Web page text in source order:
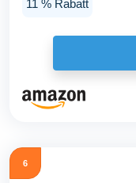
11 % Rabatt
6